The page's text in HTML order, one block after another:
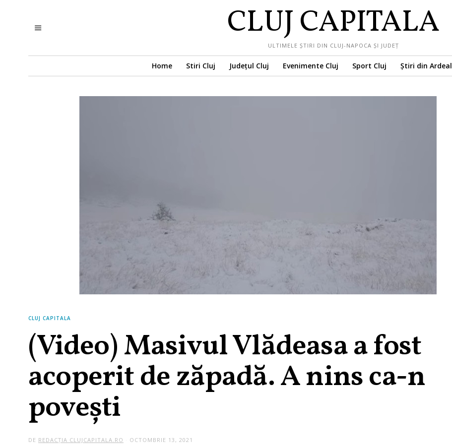
CLUJ CAPITALA
ULTIMELE ȘTIRI DIN CLUJ-NAPOCA ȘI JUDEȚ
Home Stiri Cluj Județul Cluj Evenimente Cluj Sport Cluj Știri din Ardeal
CLUJ CAPITALA
(Video) Masivul Vlădeasa a fost
acoperit de zăpadă. A nins ca-n
povești
DE REDACȚIA CLUJCAPITALA.RO OCTOMBRIE 13, 2021